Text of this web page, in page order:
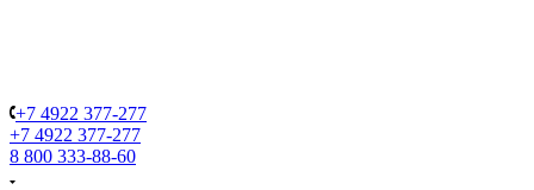
+7 4922 377-277
+7 4922 377-277
8 800 333-88-60